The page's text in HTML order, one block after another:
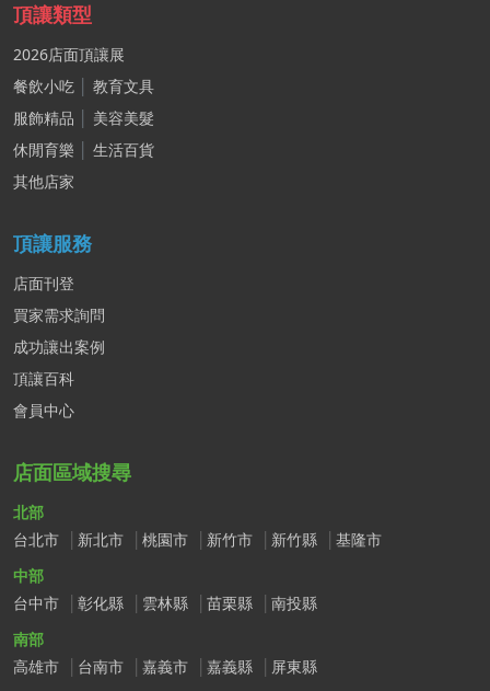
頂讓類型
2026店面頂讓展
餐飲小吃
教育文具
服飾精品
美容美髮
休閒育樂
生活百貨
其他店家
頂讓服務
店面刊登
買家需求詢問
成功讓出案例
頂讓百科
會員中心
店面區域搜尋
北部
台北市
新北市 桃園市 新竹市 新竹縣
基隆市
中部
台中市
彰化縣 雲林縣 苗栗縣
南投縣
南部
高雄市
台南市 嘉義市 嘉義縣 屏東縣